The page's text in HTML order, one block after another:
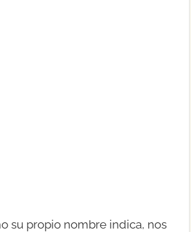
su propio nombre indica, nos